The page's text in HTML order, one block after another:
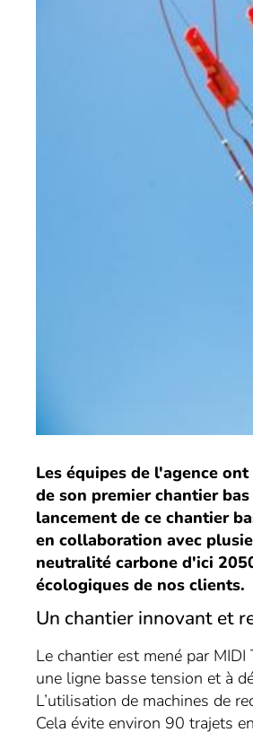
Les équipes de l'agence
de son premier chantier
lancement de ce chantier
en collaboration avec
neutralité carbone d'ici
écologiques de nos clients.
Un chantier innovant et
Le chantier est mené par
une ligne basse tension et à
L’utilisation de machines de
Cela évite environ 90 trajets